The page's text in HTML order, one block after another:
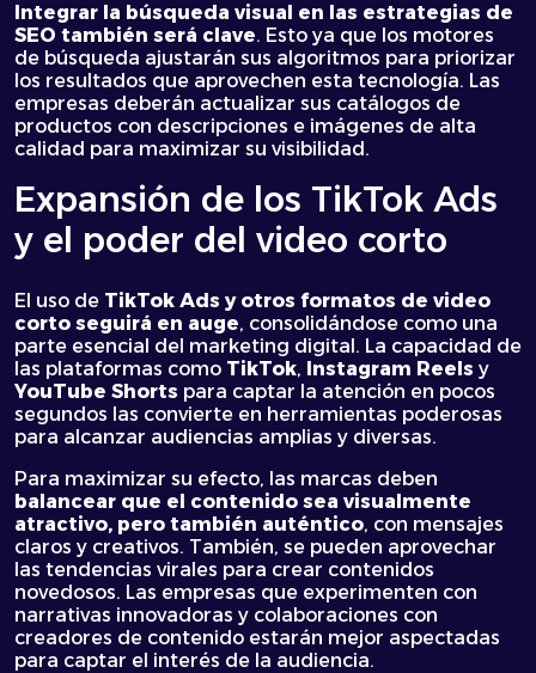
Integrar la búsqueda visual en las estrategias de
SEO también será clave. Esto ya que los motores
de búsqueda ajustarán sus algoritmos para priorizar
los resultados que aprovechen esta tecnología. Las
empresas deberán actualizar sus catálogos de
productos con descripciones e imágenes de alta
calidad para maximizar su visibilidad.
Expansión de los TikTok Ads
y el poder del video corto
El uso de TikTok Ads y otros formatos de video
corto seguirá en auge, consolidándose como una
parte esencial del marketing digital. La capacidad de
las plataformas como TikTok, Instagram Reels y
YouTube Shorts para captar la atención en pocos
segundos las convierte en herramientas poderosas
para alcanzar audiencias amplias y diversas.
Para maximizar su efecto, las marcas deben
balancear que el contenido sea visualmente
atractivo, pero también auténtico, con mensajes
claros y creativos. También, se pueden aprovechar
las tendencias virales para crear contenidos
novedosos. Las empresas que experimenten con
narrativas innovadoras y colaboraciones con
creadores de contenido estarán mejor aspectadas
para captar el interés de la audiencia.